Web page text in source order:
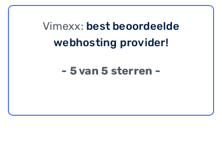
Vimexx: best beoordeelde
webhosting provider!
- 5 van 5 sterren -